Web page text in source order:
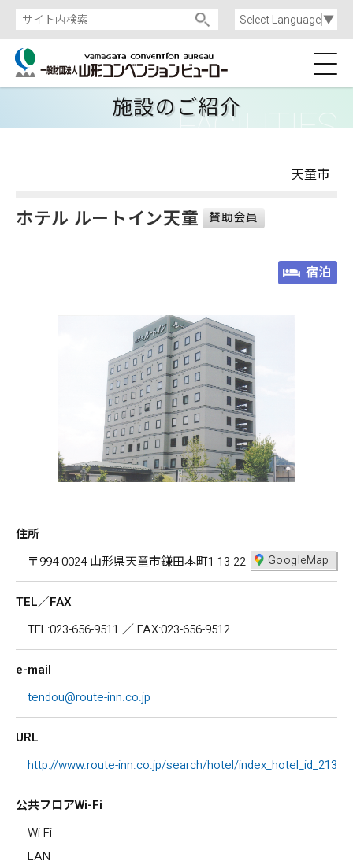
Select Language▼
施設のご紹介
天童市
ホテル ルートイン天童 賛助会員
宿泊
住所
〒994-0024 山形県天童市鎌田本町1-13-22
GoogleMap
TEL／FAX
TEL:023-656-9511 ／ FAX:023-656-9512
e-mail
tendou@route-inn.co.jp
URL
http://www.route-inn.co.jp/search/hotel/index_hotel_id_213
公共フロアWi-Fi
Wi-Fi
LAN